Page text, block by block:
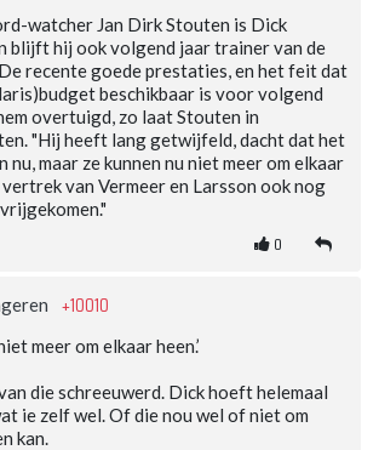
watcher Jan Dirk Stouten is Dick
blijft hij ook volgend jaar trainer van de
recente goede prestaties, en het feit dat
beschikbaar is voor volgend
overtuigd, zo laat Stouten in
"Hij heeft lang getwijfeld, dacht dat het
nu, maar ze kunnen nu niet meer om elkaar
vertrek van Vermeer en Larsson ook nog
0
+10010
meer om elkaar heen.’
die schreeuwerd. Dick hoeft helemaal
ie zelf wel. Of die nou wel of niet om
kan.